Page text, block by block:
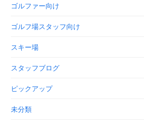
ゴルファー向け
ゴルフ場スタッフ向け
スキー場
スタッフブログ
ピックアップ
未分類